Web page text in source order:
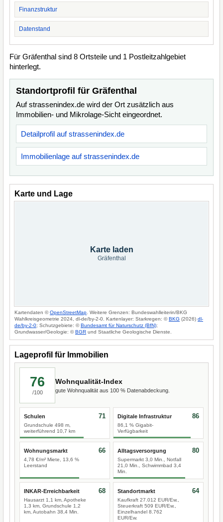
Finanzstruktur
Datenstand
Für Gräfenthal sind 8 Ortsteile und 1 Postleitzahlgebiet
hinterlegt.
Standortprofil für Gräfenthal
Auf strassenindex.de wird der Ort zusätzlich aus
Immobilien- und Mikrolage-Sicht eingeordnet.
Detailprofil auf strassenindex.de
Immobilienlage auf strassenindex.de
Karte und Lage
Karte laden
Gräfenthal
Kartendaten ©OpenStreetMap . Weitere Grenzen: Bundeswahlleiterin/BKG
Wahlkreisgeometrie 2024, dl-de/by-2-0. Kartenlayer: Starkregen: ©BKG (2026) dl-
de/by-2-0; Schutzgebiete: ©Bundesamt für Naturschutz (BfN);
Grundwasser/Geologie: ©BGR und Staatliche Geologische Dienste.
Lageprofil für Immobilien
76
/100
Wohnqualität-Index
gute Wohnqualität aus 100 % Datenabdeckung.
Schulen
Grundschule 498 m,
weiterführend 10,7 km
71 Digitale Infrastruktur
86,1 % Gigabit-
Verfügbarkeit
86
Wohnungsmarkt
4,78 €/m² Miete, 13,6 %
Leerstand
66 Alltagsversorgung
Supermarkt 3,0 Min., Notfall
21,0 Min., Schwimmbad 3,4
Min.
80
INKAR-Erreichbarkeit
Hausarzt 1,1 km, Apotheke
1,3 km, Grundschule 1,2
km, Autobahn 38,4 Min.
68 Standortmarkt
Kaufkraft 27.012 EUR/Ew.,
Steuerkraft 509 EUR/Ew.,
Einzelhandel 8.762
EUR/Ew.
64